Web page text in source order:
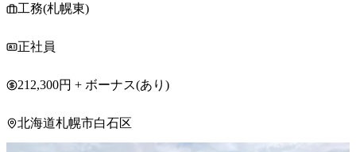
工務(札幌東)
正社員
212,300円 + ボーナス(あり)
北海道札幌市白石区